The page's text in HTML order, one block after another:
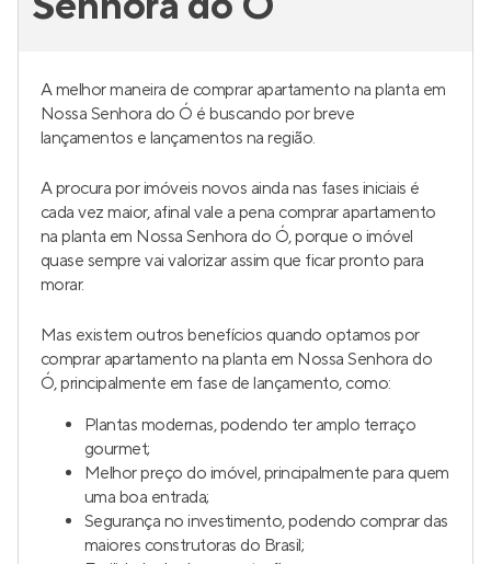
A melhor maneira de comprar apartamento na planta em
Nossa Senhora do Ó é buscando por breve
lançamentos e lançamentos na região.
A procura por imóveis novos ainda nas fases iniciais é
cada vez maior, afinal vale a pena comprar apartamento
na planta em Nossa Senhora do Ó, porque o imóvel
quase sempre vai valorizar assim que ficar pronto para
morar.
Mas existem outros benefícios quando optamos por
comprar apartamento na planta em Nossa Senhora do
Ó, principalmente em fase de lançamento, como:
Plantas modernas, podendo ter amplo terraço
gourmet;
Melhor preço do imóvel, principalmente para quem
uma boa entrada;
Segurança no investimento, podendo comprar das
maiores construtoras do Brasil;